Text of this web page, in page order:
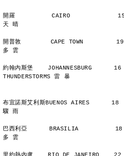
開羅          CAIRO
天 晴
開普敦        CAPE TOWN
多 雲
約翰內斯堡    JOHANNESBURG
THUNDERSTORMS 雷 暴
布宜諾斯艾利斯BUENOS AIRES
驟 雨
巴西利亞      BRASILIA
多 雲